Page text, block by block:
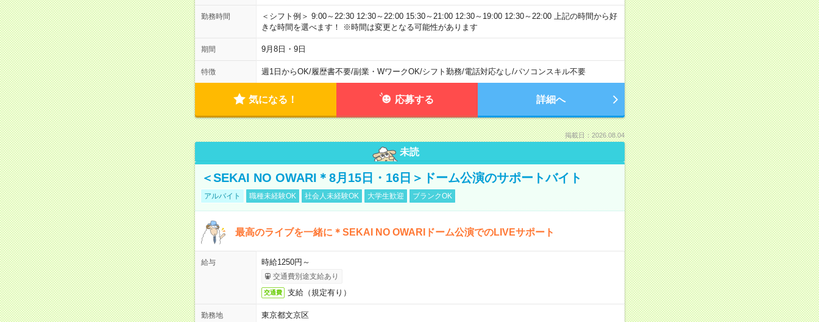
勤務時間
＜シフト例＞ 9:00～22:30 12:30～22:00 15:30～21:00 12:30～19:00 12:30～22:00 上記の時間から好
きな時間を選べます！ ※時間は変更となる可能性があります
期間 9月8日・9日
特徴 週1日からOK/履歴書不要/副業・WワークOK/シフト勤務/電話対応なし/パソコンスキル不要
気になる！ 応募する 詳細へ
掲載日：2026.08.04
未読
＜SEKAI NO OWARI＊8月15日・16日＞ドーム公演のサポートバイト
アルバイト 職種未経験OK 社会人未経験OK 大学生歓迎 ブランクOK
最高のライブを一緒に＊SEKAI NO OWARIドーム公演でのLIVEサポート
給与 時給1250円～
交通費別途支給あり
交通費 支給（規定有り）
勤務地
東京都文京区